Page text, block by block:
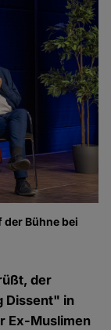
der Bühne bei
der
Dissent" in
Ex-Muslimen